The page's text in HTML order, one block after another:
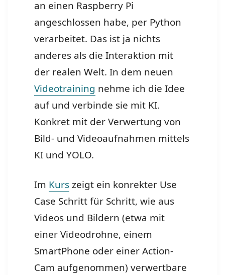
an einen Raspberry Pi
angeschlossen habe, per Python
verarbeitet. Das ist ja nichts
anderes als die Interaktion mit
der realen Welt. In dem neuen
Videotraining nehme ich die Idee
auf und verbinde sie mit KI.
Konkret mit der Verwertung von
Bild- und Videoaufnahmen mittels
KI und YOLO.
Im Kurszeigt ein konrekter Use
Case Schritt für Schritt, wie aus
Videos und Bildern (etwa mit
einer Videodrohne, einem
SmartPhone oder einer Action-
Cam aufgenommen) verwertbare